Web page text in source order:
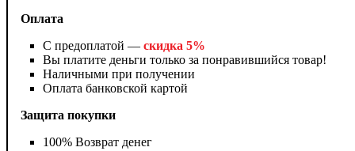
Оплата
С предоплатой — скидка 5%
Вы платите деньги только за понравившийся товар!
Наличными при получении
Оплата банковской картой
Защита покупки
100% Возврат денег